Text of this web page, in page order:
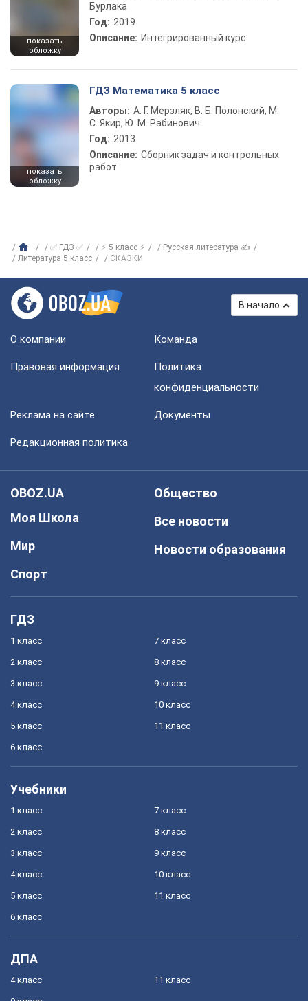
показать
обложку
Бурлака
Год: 2019
Описание: Интегрированный курс
показать
обложку
ГДЗ Математика 5 класс
Авторы: А. Г. Мерзляк, В. Б. Полонский, М.
С. Якир, Ю. М. Рабинович
Год: 2013
Описание: Сборник задач и контрольных
работ
✅ ГДЗ ✅ ⚡ 5 класс ⚡
Русская литература ✍
Литература 5 класс
СКАЗКИ
В начало
О компании Команда
Правовая информация
Политика
конфиденциальности
Реклама на сайте Документы
Редакционная политика
OBOZ.UA
Моя Школа
Мир
Спорт
Общество
Все новости
Новости образования
ГДЗ
1 класс
2 класс
3 класс
4 класс
5 класс
6 класс
7 класс
8 класс
9 класс
10 класс
11 класс
Учебники
1 класс
2 класс
3 класс
4 класс
5 класс
6 класс
7 класс
8 класс
9 класс
10 класс
11 класс
ДПА
4 класс 11 класс